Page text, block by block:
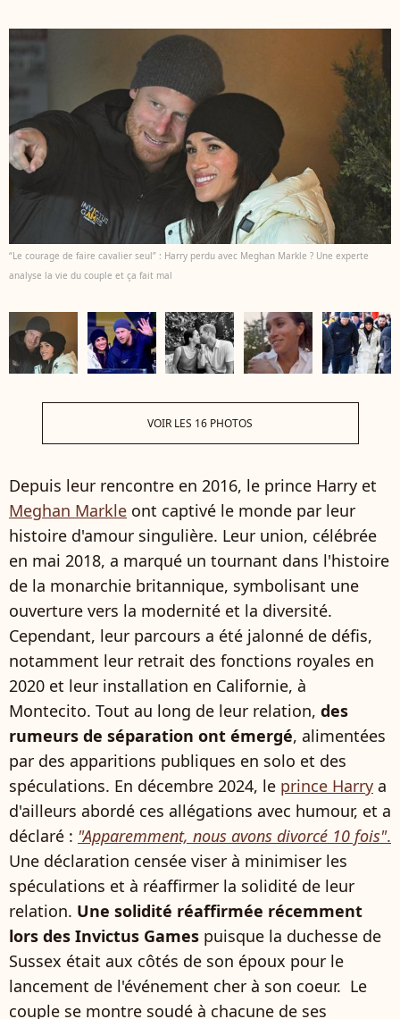
“Le courage de faire cavalier seul” : Harry perdu avec Meghan Markle ? Une experte
analyse la vie du couple et ça fait mal
VOIR LES 16 PHOTOS
Depuis leur rencontre en 2016, le prince Harry et
Meghan Markle ont captivé le monde par leur
histoire d'amour singulière. Leur union, célébrée
en mai 2018, a marqué un tournant dans l'histoire
de la monarchie britannique, symbolisant une
ouverture vers la modernité et la diversité.
Cependant, leur parcours a été jalonné de défis,
notamment leur retrait des fonctions royales en
2020 et leur installation en Californie, à
Montecito. Tout au long de leur relation, des
rumeurs de séparation ont émergé, alimentées
par des apparitions publiques en solo et des
spéculations. En décembre 2024, le prince Harry a
d'ailleurs abordé ces allégations avec humour, et a
déclaré : "Apparemment, nous avons divorcé 10 fois".
Une déclaration censée viser à minimiser les
spéculations et à réaffirmer la solidité de leur
relation. Une solidité réaffirmée récemment
lors des Invictus Games puisque la duchesse de
Sussex était aux côtés de son époux pour le
lancement de l'événement cher à son coeur. Le
couple se montre soudé à chacune de ses